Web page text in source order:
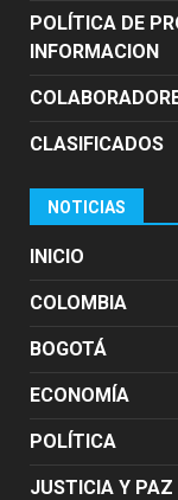
POLÍTICA DE
INFORMACION
CLASIFICADOS
NOTICIAS
INICIO
COLOMBIA
BOGOTÁ
ECONOMÍA
POLÍTICA
JUSTICIA Y PAZ